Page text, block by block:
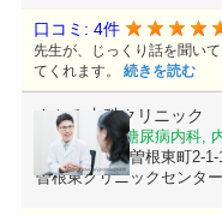
口コミ: 4件
先生が、じっくり話を聞い
てくれます。 続きを読む
さとみ内科クリニック
呼吸器内科, 糖尿病内科,
大阪府豊中市曽根東町2-1-
曽根東クリニックセンタ